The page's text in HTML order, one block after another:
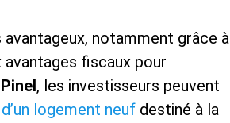
notamment grâce à
fiscaux pour
Pinel, les investisseurs peuvent
logement neuf destiné à la